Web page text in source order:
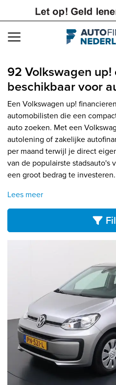
Navigation
92 Volkswagen up!
beschikbaar voor
Een Volkswagen up!
automobilisten die een
auto zoeken. Met een
autolening of zakelijke
per maand terwijl je direct
van de populairste stadsauto's
een groot bedrag te investeren.
Lees meer